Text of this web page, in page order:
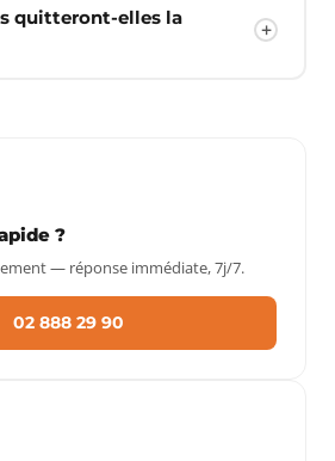
quitteront-elles la
?
— réponse immédiate, 7j/7.
02 888 29 90